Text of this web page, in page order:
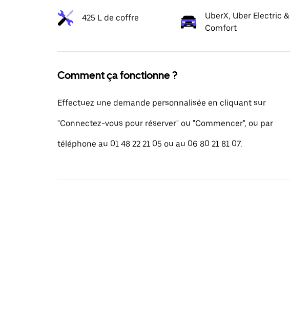
425 L de coffre
UberX, Uber Electric &
Comfort
Comment ça fonctionne ?
Effectuez une demande personnalisée en cliquant sur
"Connectez-vous pour réserver" ou "Commencer", ou par
téléphone au 01 48 22 21 05 ou au 06 80 21 81 07.